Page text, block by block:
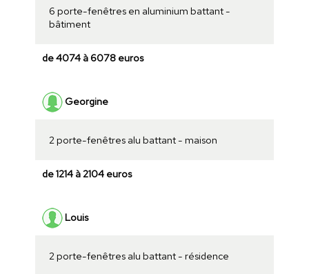
6 porte-fenêtres en aluminium battant -
bâtiment
de 4074 à 6078 euros
Georgine
2 porte-fenêtres alu battant - maison
de 1214 à 2104 euros
Louis
2 porte-fenêtres alu battant - résidence